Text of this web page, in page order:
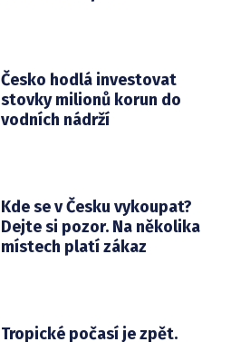
Česko hodlá investovat
stovky milionů korun do
vodních nádrží
Kde se v Česku vykoupat?
Dejte si pozor. Na několika
místech platí zákaz
Tropické počasí je zpět.